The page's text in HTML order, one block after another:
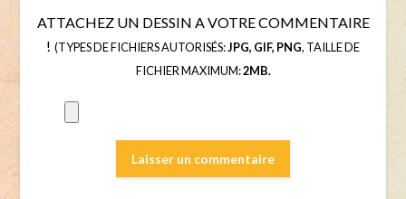
ATTACHEZ UN DESSIN A VOTRE COMMENTAIRE
! (TYPES DE FICHIERS AUTORISÉS:JPG, GIF, PNG, TAILLE DE
FICHIER MAXIMUM:2MB.